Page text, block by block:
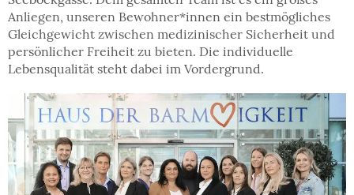
Anliegen, unseren Bewohner*innen ein bestmögliches
Gleichgewicht zwischen medizinischer Sicherheit und
persönlicher Freiheit zu bieten. Die individuelle
Lebensqualität steht dabei im Vordergrund.